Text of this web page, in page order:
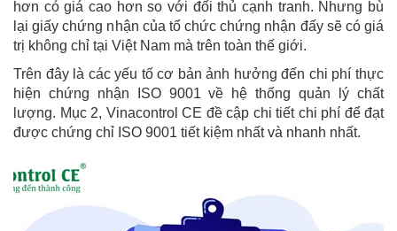
hơn có giá cao hơn so với đối thủ cạnh tranh. Nhưng bù
lại giấy chứng nhận của tổ chức chứng nhận đấy sẽ có giá
trị không chỉ tại Việt Nam mà trên toàn thế giới.
Trên đây là các yếu tố cơ bản ảnh hưởng đến chi phí thực
hiện chứng nhận ISO 9001 về hệ thống quản lý chất
lượng. Mục 2, Vinacontrol CE đề cập chi tiết chi phí để đạt
được chứng chỉ ISO 9001 tiết kiệm nhất và nhanh nhất.